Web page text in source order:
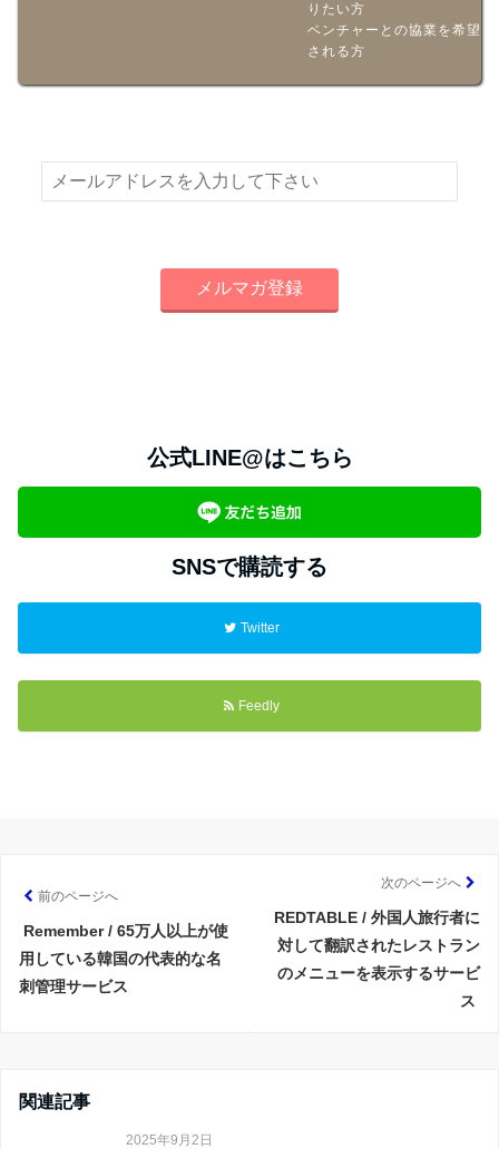
りたい方
ベンチャーとの協業を希望
される方
公式LINE@はこちら
SNSで購読する
Twitter
Feedly
前のページへ
Remember / 65万人以上が使
用している韓国の代表的な名
刺管理サービス
次のページへ
REDTABLE / 外国人旅行者に
対して翻訳されたレストラン
のメニューを表示するサービ
ス
関連記事
2025年9月2日